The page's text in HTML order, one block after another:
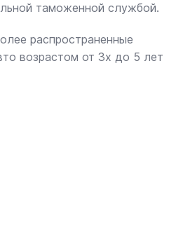
таможенной службой.
распространенные
возрастом от 3х до 5 лет